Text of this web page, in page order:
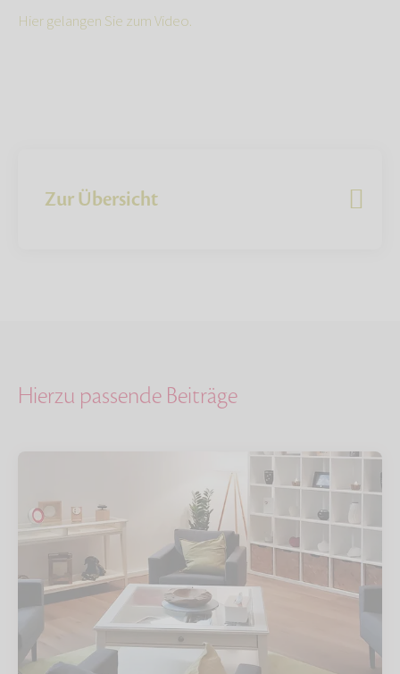
Hier gelangen Sie zum Video.
Zur Übersicht
Hierzu passende Beiträge